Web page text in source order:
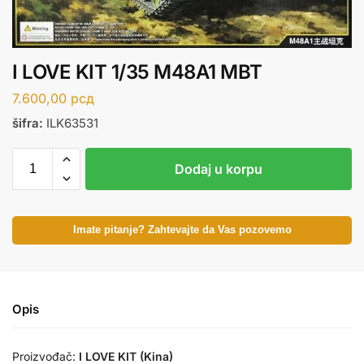
I LOVE KIT 1/35 M48A1 MBT
7.600,00 рсд
šifra: ILK63531
Dodaj u korpu
Imate pitanje? Zahtevajte da Vas pozovemo
Opis
Proizvođač: I LOVE KIT (Kina)